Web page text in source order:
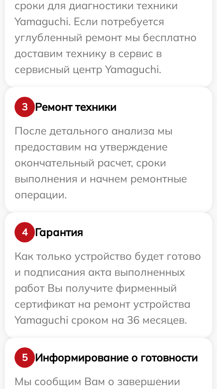
сроки для диагностики техники
Yamaguchi. Если потребуется
углубленный ремонт мы бесплатно
доставим технику в сервис в
сервисный центр Yamaguchi.
3
Ремонт техники
После детального анализа мы
предоставим на утверждение
окончательный расчет, сроки
выполнения и начнем ремонтные
операции.
4
Гарантия
Как только устройство будет готово
и подписания акта выполненных
работ Вы получите фирменный
сертификат на ремонт устройства
Yamaguchi сроком на 36 месяцев.
5
Информирование о готовности
Мы сообщим Вам о завершении